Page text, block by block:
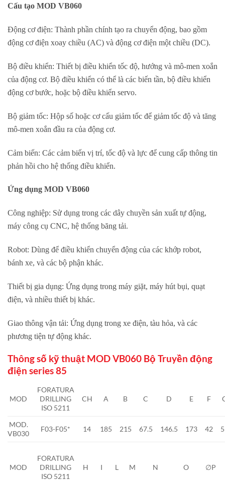
Cấu tạo MOD VB060
Động cơ điện: Thành phần chính tạo ra chuyển động, bao gồm
động cơ điện xoay chiều (AC) và động cơ điện một chiều (DC).
Bộ điều khiển: Thiết bị điều khiển tốc độ, hướng và mô-men xoắn
của động cơ. Bộ điều khiển có thể là các biến tần, bộ điều khiển
động cơ bước, hoặc bộ điều khiển servo.
Bộ giảm tốc: Hộp số hoặc cơ cấu giảm tốc để giảm tốc độ và tăng
mô-men xoắn đầu ra của động cơ.
Cảm biến: Các cảm biến vị trí, tốc độ và lực để cung cấp thông tin
phản hồi cho hệ thống điều khiển.
Ứng dụng MOD VB060
Công nghiệp: Sử dụng trong các dây chuyền sản xuất tự động,
máy công cụ CNC, hệ thống băng tải.
Robot: Dùng để điều khiển chuyển động của các khớp robot,
bánh xe, và các bộ phận khác.
Thiết bị gia dụng: Ứng dụng trong máy giặt, máy hút bụi, quạt
điện, và nhiều thiết bị khác.
Giao thông vận tải: Ứng dụng trong xe điện, tàu hỏa, và các
phương tiện tự động khác.
Thông số kỹ thuật MOD VB060 Bộ Truyền động
điện series 85
MOD
FORATURA
DRILLING
ISO 5211
CH A B C D E F
MOD.
VB030
F03-F05* 14 185 215 67.5 146.5 173 42
MOD
FORATURA
DRILLING
ISO 5211
H I L M N O ∅P